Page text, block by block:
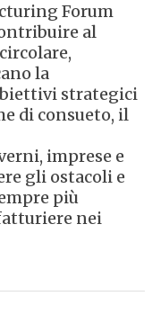
Forum
al
la
strategici
di consueto, il
imprese e
gli ostacoli e
più
nei